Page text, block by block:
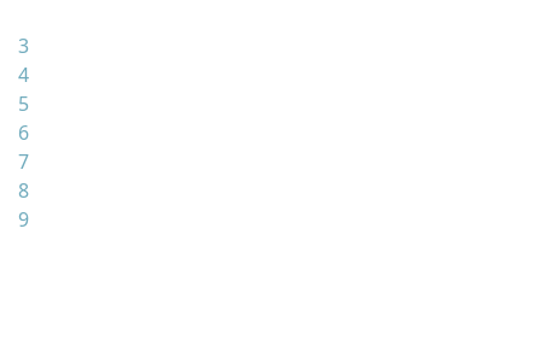
3
4
5
6
7
8
9